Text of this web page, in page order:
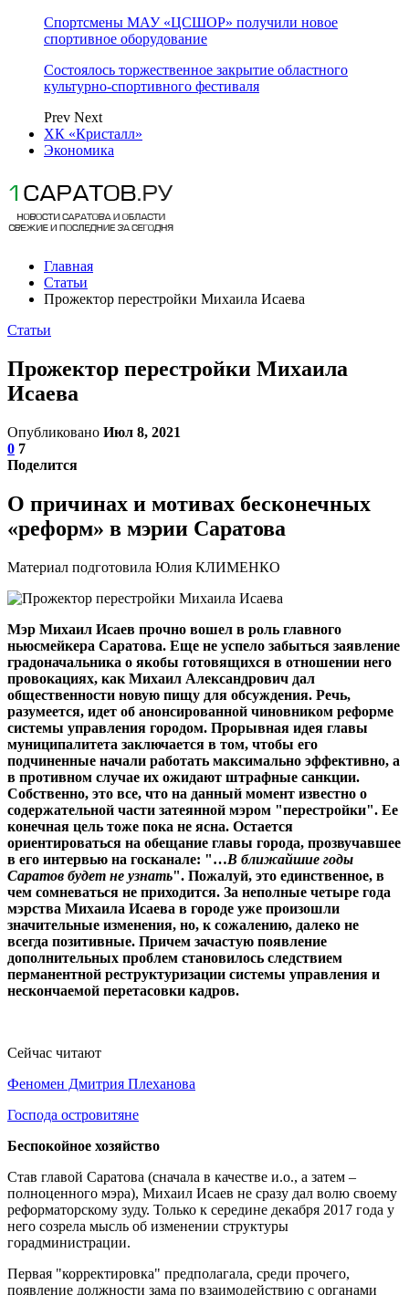
Спортсмены МАУ «ЦСШОР» получили новое
спортивное оборудование
Состоялось торжественное закрытие областного
культурно-спортивного фестиваля
Prev Next
ХК «Кристалл»
Экономика
Главная
Статьи
Прожектор перестройки Михаила Исаева
Статьи
Прожектор перестройки Михаила
Исаева
Опубликовано Июл 8, 2021
0 7
Поделится
О причинах и мотивах бесконечных
«реформ» в мэрии Саратова
Материал подготовила Юлия КЛИМЕНКО
Мэр Михаил Исаев прочно вошел в роль главного
ньюсмейкера Саратова. Еще не успело забыться заявление
градоначальника о якобы готовящихся в отношении него
провокациях, как Михаил Александрович дал
общественности новую пищу для обсуждения. Речь,
разумеется, идет об анонсированной чиновником реформе
системы управления городом. Прорывная идея главы
муниципалитета заключается в том, чтобы его
подчиненные начали работать максимально эффективно, а
в противном случае их ожидают штрафные санкции.
Собственно, это все, что на данный момент известно о
содержательной части затеянной мэром "перестройки". Ее
конечная цель тоже пока не ясна. Остается
ориентироваться на обещание главы города, прозвучавшее
в его интервью на госканале: "…В ближайшие годы
Саратов будет не узнать". Пожалуй, это единственное, в
чем сомневаться не приходится. За неполные четыре года
мэрства Михаила Исаева в городе уже произошли
значительные изменения, но, к сожалению, далеко не
всегда позитивные. Причем зачастую появление
дополнительных проблем становилось следствием
перманентной реструктуризации системы управления и
нескончаемой перетасовки кадров.
Сейчас читают
Феномен Дмитрия Плеханова
Господа островитяне
Беспокойное хозяйство
Став главой Саратова (сначала в качестве и.о., а затем –
полноценного мэра), Михаил Исаев не сразу дал волю своему
реформаторскому зуду. Только к середине декабря 2017 года у
него созрела мысль об изменении структуры
горадминистрации.
Первая "корректировка" предполагала, среди прочего,
появление должности зама по взаимодействию с органами